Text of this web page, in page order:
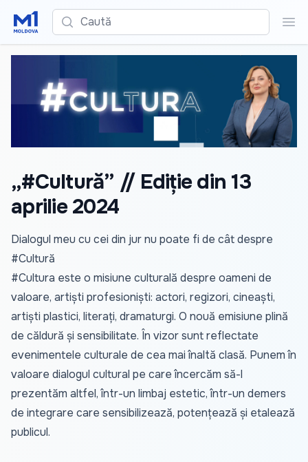
Caută
„#Cultură” // Ediție din 13
aprilie 2024
Dialogul meu cu cei din jur nu poate fi de cât despre
#Cultură
#Cultura este o misiune culturală despre oameni de
valoare, artiști profesioniști: actori, regizori, cineaști,
artiști plastici, literați, dramaturgi. O nouă emisiune plină
de căldură și sensibilitate. În vizor sunt reflectate
evenimentele culturale de cea mai înaltă clasă. Punem în
valoare dialogul cultural pe care încercăm să-l
prezentăm altfel, într-un limbaj estetic, într-un demers
de integrare care sensibilizează, potențează și etalează
publicul.